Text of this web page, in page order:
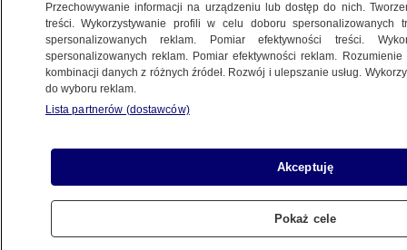
8.10.2018, 14:49
Udostępnij
Przechowywanie informacji na urządzeniu lub dostęp do nich.
treści. Wykorzystywanie profili w celu doboru spersonalizowanych
spersonalizowanych reklam. Pomiar efektywności treści.
spersonalizowanych reklam. Pomiar efektywności reklam.
kombinacji danych z różnych źródeł. Rozwój i ulepszanie usług.
do wyboru reklam.
Lista partnerów (dostawców)
Akceptuję
Pokaż cele